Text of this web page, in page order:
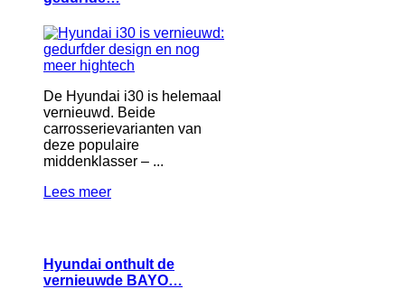
De Hyundai i30 is helemaal
vernieuwd. Beide
carrosserievarianten van
deze populaire
middenklasser – ...
Lees meer
Hyundai onthult de
vernieuwde BAYO…